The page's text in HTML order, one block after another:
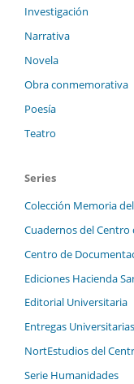
Investigación
Narrativa
Novela
Obra conmemorativa
Poesía
Teatro
Series
Colección Memoria
Cuadernos del
Centro de
Ediciones Hacienda
Editorial Universitaria
Entregas Universitarias
NortEstudios del
Serie Humanidades